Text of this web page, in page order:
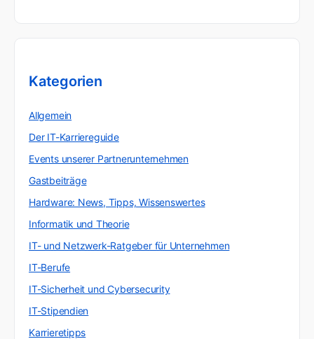
Kategorien
Allgemein
Der IT-Karriereguide
Events unserer Partnerunternehmen
Gastbeiträge
Hardware: News, Tipps, Wissenswertes
Informatik und Theorie
IT- und Netzwerk-Ratgeber für Unternehmen
IT-Berufe
IT-Sicherheit und Cybersecurity
IT-Stipendien
Karrieretipps